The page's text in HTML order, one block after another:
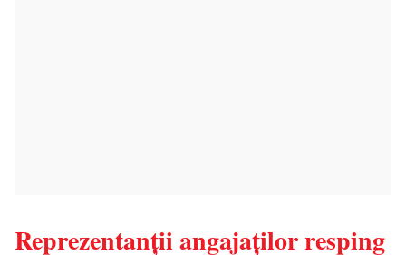
Reprezentanții angajaților resping